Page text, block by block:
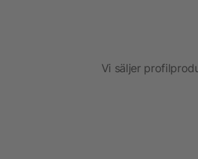
Vi säljer